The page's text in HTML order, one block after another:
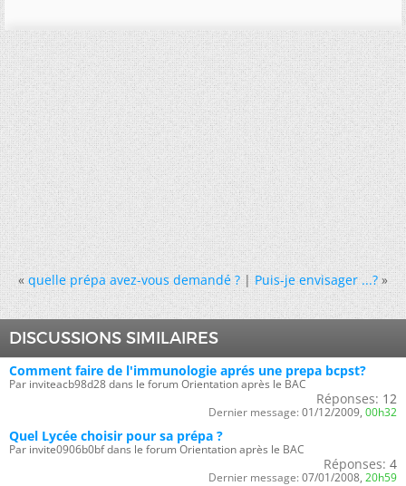
« quelle prépa avez-vous demandé ?|Puis-je envisager ...? »
DISCUSSIONS SIMILAIRES
Comment faire de l'immunologie aprés une prepa bcpst?
Par inviteacb98d28 dans le forum Orientation après le BAC
Réponses: 12
Dernier message: 01/12/2009, 00h32
Quel Lycée choisir pour sa prépa ?
Par invite0906b0bf dans le forum Orientation après le BAC
Réponses: 4
Dernier message: 07/01/2008, 20h59